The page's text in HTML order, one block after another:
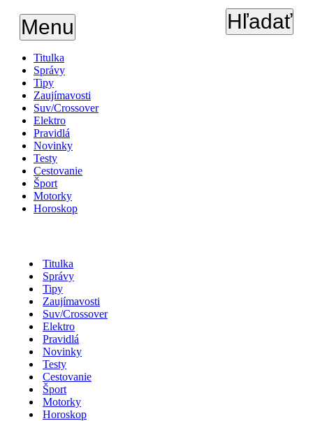
Menu Hľadať
Titulka
Správy
Tipy
Zaujímavosti
Suv/Crossover
Elektro
Pravidlá
Novinky
Testy
Cestovanie
Šport
Motorky
Horoskop
Titulka
Správy
Tipy
Zaujímavosti
Suv/Crossover
Elektro
Pravidlá
Novinky
Testy
Cestovanie
Šport
Motorky
Horoskop